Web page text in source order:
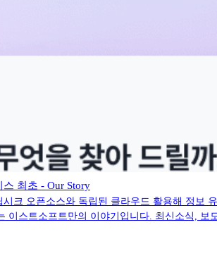
최초 - Our Story
크 오픈소스와 독립된 클라우드 활용해 정보
스트소프트만의 이야기입니다. 최신소식, 보